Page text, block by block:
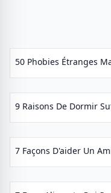
50 Phobies Étranges
9 Raisons De Dormir
7 Façons D'aider Un